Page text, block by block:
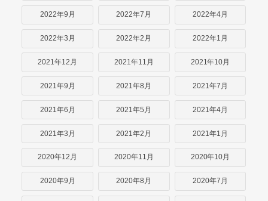
2022年9月 2022年7月 2022年4月
2022年3月 2022年2月 2022年1月
2021年12月 2021年11月 2021年10月
2021年9月 2021年8月 2021年7月
2021年6月 2021年5月 2021年4月
2021年3月 2021年2月 2021年1月
2020年12月 2020年11月 2020年10月
2020年9月 2020年8月 2020年7月